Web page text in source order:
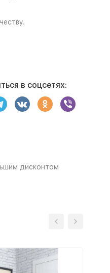
в соцсетях:
дисконтом